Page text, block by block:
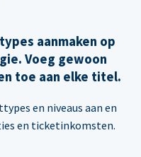
aanmaken op
Voeg gewoon
toe aan elke titel.
en niveaus aan en
en ticketinkomsten.